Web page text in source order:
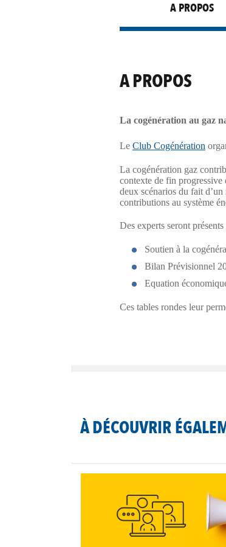
A PROPOS
A PROPOS
La cogénération au gaz
Le Club Cogénération
La cogénération gaz
contexte de fin progressive
deux scénarios du fait
contributions au système
Des experts seront
Soutien à la
Bilan Prévisionnel
Equation
Ces tables rondes leur
À DÉCOUVRIR